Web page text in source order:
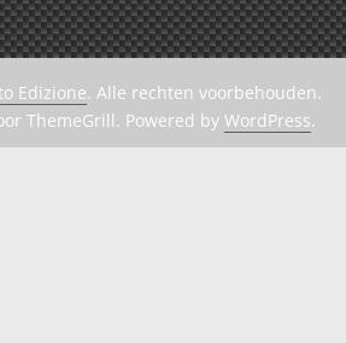
Edizione. Alle rechten voorbehouden.
ThemeGrill. Powered by WordPress.